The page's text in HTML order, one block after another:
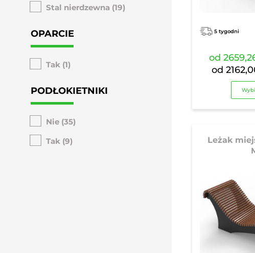
5 tygodni
od
od
Leżak
Stal nierdzewna (19)
OPARCIE
Tak (1)
PODŁOKIETNIKI
Nie (35)
Tak (9)